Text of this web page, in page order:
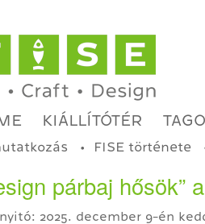
KIÁLLÍTÓTÉR
FISE története
párbaj hősök”
2025. december 9-én